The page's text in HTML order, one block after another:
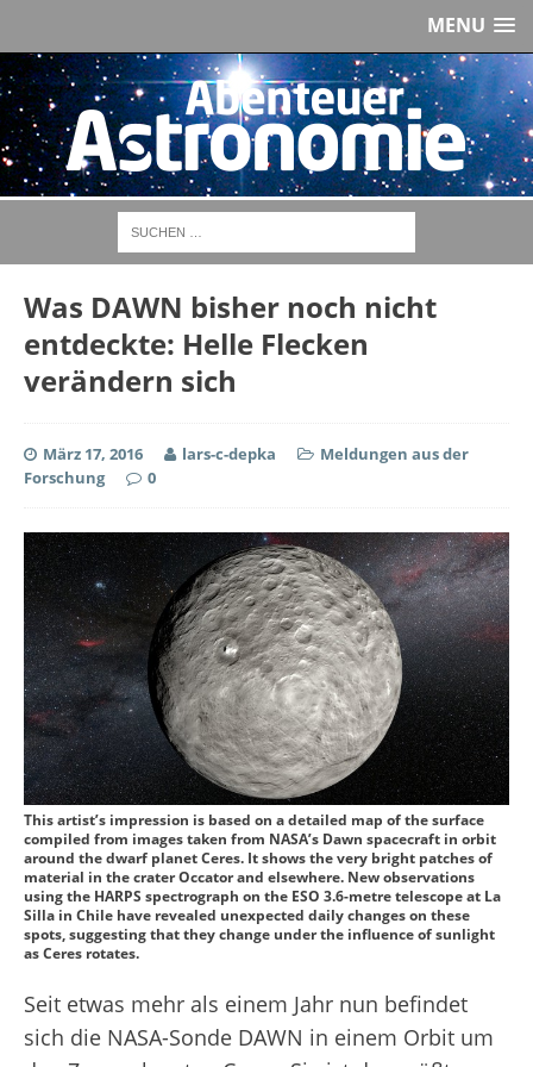
MENU
Was DAWN bisher noch nicht
entdeckte: Helle Flecken
verändern sich
März 17, 2016 lars-c-depka
Meldungen aus der
Forschung
0
This artist’s impression is based on a detailed map of the surface
compiled from images taken from NASA’s Dawn spacecraft in orbit
around the dwarf planet Ceres. It shows the very bright patches of
material in the crater Occator and elsewhere. New observations
using the HARPS spectrograph on the ESO 3.6-metre telescope at La
Silla in Chile have revealed unexpected daily changes on these
spots, suggesting that they change under the influence of sunlight
as Ceres rotates.
Seit etwas mehr als einem Jahr nun befindet
sich die NASA-Sonde DAWN in einem Orbit um